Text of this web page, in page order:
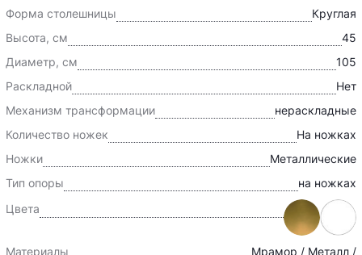
Форма столешницы
Круглая
Высота, см
45
Диаметр, см
105
Раскладной
Нет
Механизм трансформации
нераскладные
Количество ножек
На ножках
Ножки
Металлические
Тип опоры
на ножках
Цвета
Материалы Мрамор / Металл /